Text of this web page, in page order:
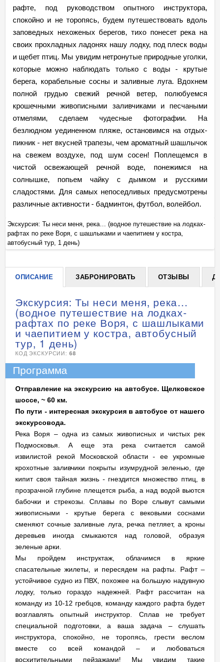
рафте, под руководством опытного инструктора,
спокойно и не торопясь, будем путешествовать вдоль
заповедных нехоженых берегов, тихо понесет река на
своих прохладных ладонях нашу лодку, под плеск воды
и щебет птиц. Мы увидим нетронутые природные уголки,
которые можно наблюдать только с воды - крутые
берега, корабельные сосны и заливные луга. Вдохнем
полной грудью свежий речной ветер, полюбуемся
крошечными живописными заливчиками и песчаными
отмелями, сделаем чудесные фотографии. На
безлюдном уединенном пляже, остановимся на отдых-
пикник - нет вкусней трапезы, чем ароматный шашлычок
на свежем воздухе, под шум сосен! Поплещемся в
чистой освежающей речной воде, понежимся на
солнышке, попьем чайку с дымком и русскими
сладостями. Для самых непоседливых предусмотрены
различные активности - бадминтон, футбол, волейбол.
Экскурсия: Ты неси меня, река… (водное путешествие на лодках-
рафтах по реке Воря, с шашлыками и чаепитием у костра,
автобусный тур, 1 день)
ОПИСАНИЕ ЗАБРОНИРОВАТЬ ОТЗЫВЫ
Экскурсия: Ты неси меня, река…
(водное путешествие на лодках-
рафтах по реке Воря, с шашлыками
и чаепитием у костра, автобусный
тур, 1 день)
КОД ЭКСКУРСИИ: 68
Программа
Отправление на экскурсию на автобусе. Щелковское
шоссе, ~ 60 км.
По пути - интересная экскурсия в автобусе от нашего
экскурсовода.
Река Воря – одна из самых живописных и чистых рек
Подмосковья. А еще эта река считается самой
извилистой рекой Московской области - ее укромные
крохотные заливчики покрыты изумрудной зеленью, где
кипит своя тайная жизнь - гнездится множество птиц, в
прозрачной глубине плещется рыба, а над водой вьются
бабочки и стрекозы. Сплавы по Воре слывут самыми
живописными - крутые берега с вековыми соснами
сменяют сочные заливные луга, речка петляет, а кроны
деревьев иногда смыкаются над головой, образуя
зеленые арки.
Мы пройдем инструктаж, облачимся в яркие
спасательные жилеты, и пересядем на рафты. Рафт –
устойчивое судно из ПВХ, похожее на большую надувную
лодку, только гораздо надежней. Рафт рассчитан на
команду из 10-12 гребцов, команду каждого рафта будет
возглавлять опытный инструктор. Сплав не требует
специальной подготовки, а ваша задача – слушать
инструктора, спокойно, не торопясь, грести веслом
вместе со всей командой – и любоваться
восхитительными пейзажами! Мы увидим такие